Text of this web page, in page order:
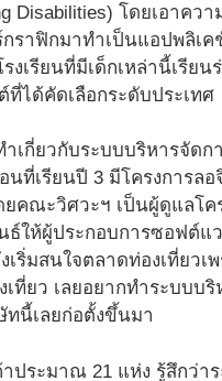
Disabilities) โดยเอาคว
กราฟิกมาทำเป็นแอปพลิเ
งเรียนที่มีเด็กเหล่านี้เรีย
ที่ได้คัดเลือกระดับประเทศ
เกี่ยวกับระบบบริหารจัดก
นที่เรียนปี 3 มีโครงการลอ
ยคณะวิศวะฯ เป็นผู้ดูแลโค
ธ์ให้ผู้ประกอบการซอฟต์แ
เริ่มสนใจตลาดท่องเที่ยวเ
เที่ยว เลยอยากทำระบบบ
ทนี้เลยก่อตั้งขึ้นมา
ประมาณ 21 แห่ง รู้สึกว่า